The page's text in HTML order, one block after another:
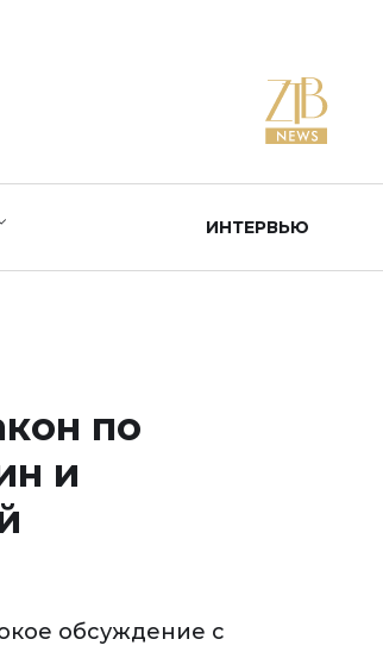
ИНТЕРВЬЮ
по
и
обсуждение с